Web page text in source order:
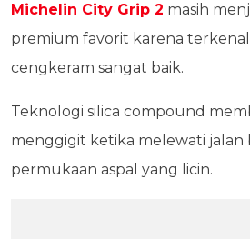
Michelin City Grip 2 masih
premium favorit karena
cengkeram sangat baik.
Teknologi silica compound
menggigit ketika melewati jalan
permukaan aspal yang licin.